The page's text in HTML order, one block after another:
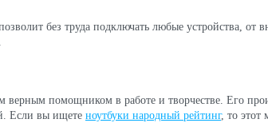
без труда подключать любые устройства, от
помощником в работе и творчестве. Его
Если вы ищете ноутбуки народный рейтинг, то этот